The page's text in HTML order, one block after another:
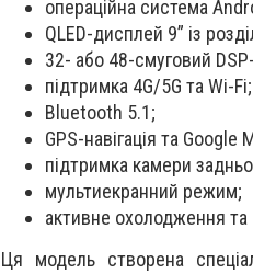
операційна система
QLED-дисплей 9” із
32- або 48-смуговий
підтримка 4G/5G та Wi-Fi;
Bluetooth 5.1;
GPS-навігація та Google
підтримка камери
мультиекранний режим;
активне охолодження та
Ця модель створена